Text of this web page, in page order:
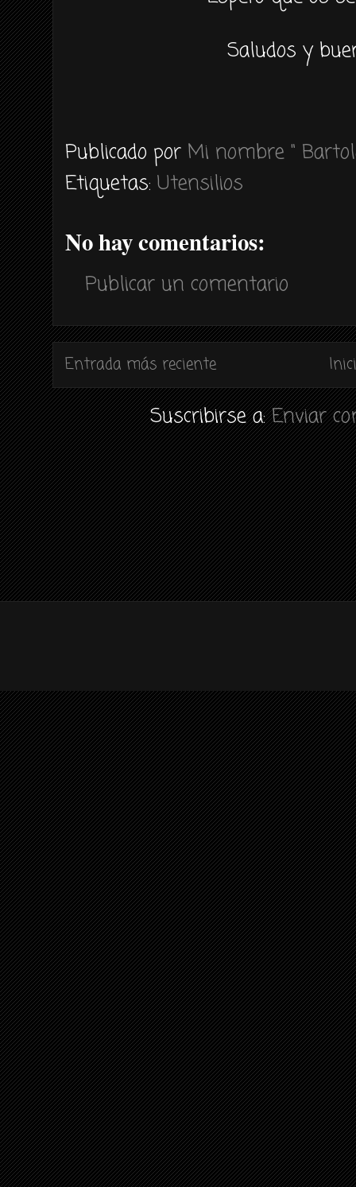
Saludos y
Publicado por Mi nombre "
Etiquetas: Utensilios
No hay comentarios:
Publicar un comentario
Entrada más reciente
Suscribirse a:Enviar